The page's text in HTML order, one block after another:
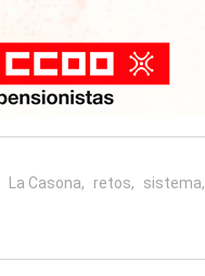
La Casona, retos, sistema,